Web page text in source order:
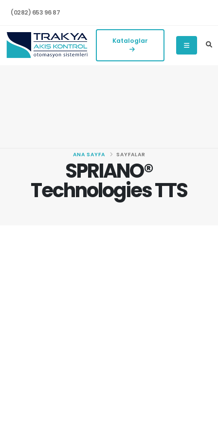
(0282) 653 96 87
Kataloglar
SPRIANO®
Technologies TTS
ANA SAYFA SAYFALAR